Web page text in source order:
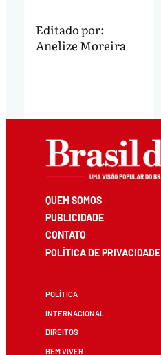
Editado por:
Anelize Moreira
QUEM SOMOS
PUBLICIDADE
CONTATO
POLÍTICA DE PRIVACIDADE
POLÍTICA
INTERNACIONAL
DIREITOS
BEM VIVER